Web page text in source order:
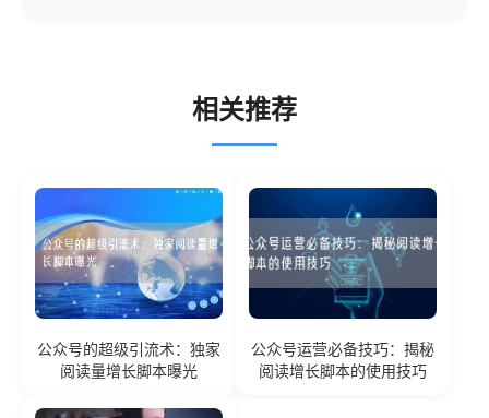
相关推荐
公众号的超级引流术：独家
阅读量增长脚本曝光
公众号运营必备技巧：揭秘
阅读增长脚本的使用技巧